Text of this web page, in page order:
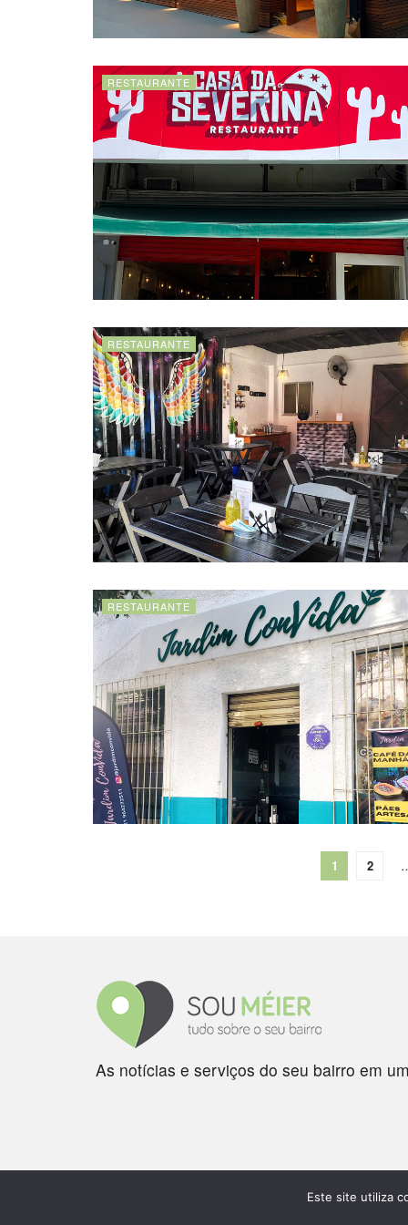
RESTAURANTE
RESTAURANTE
RESTAURANTE
1 2
As notícias e serviços do seu bairro em
Este site utiliza